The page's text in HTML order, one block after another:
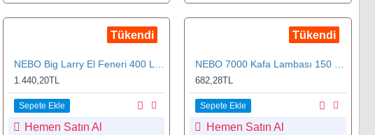
Tükendi
1.440,20TL
Sepete Ekle
Hemen Satın Al
Tükendi
682,28TL
Sepete Ekle
Hemen Satın Al